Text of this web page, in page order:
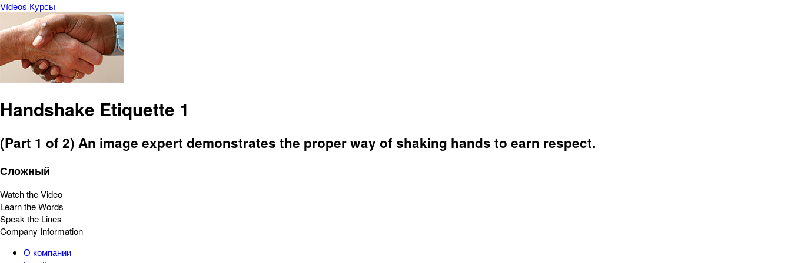
Vídeos Курсы
Handshake Etiquette 1
(Part 1 of 2) An image expert demonstrates the proper way of shaking hands to earn respect.
Сложный
Watch the Video
Learn the Words
Speak the Lines
Company Information
О компании